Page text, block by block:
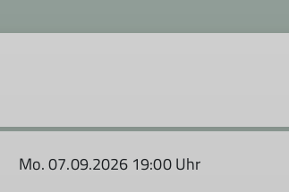
Mo. 07.09.2026 19:00 Uhr